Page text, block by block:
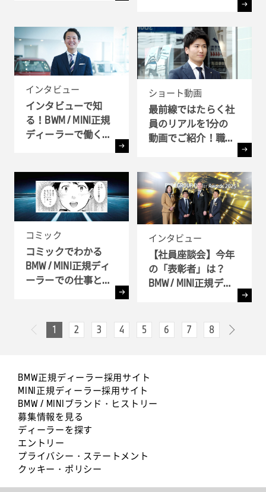
とは ?!
インタビュー
インタビューで知
る！BWM / MINI正規
ディーラーで働く理
ショート動画
最前線ではたらく社
員のリアルを1分の
動画でご紹介！職種
コミック
コミックでわかる
BMW / MINI正規ディ
ーラーでの仕事とキ
インタビュー
【社員座談会】今年
の「表彰者」は？
BMW / MINI正規ディ
) へ潜入
1 2 3 4 5 6 7 8
BMW正規ディーラー採用サイト
MINI正規ディーラー採用サイト
BMW / MINIブランド・ヒストリー
募集情報を見る
ディーラーを探す
エントリー
プライバシー・ステートメント
クッキー・ポリシー